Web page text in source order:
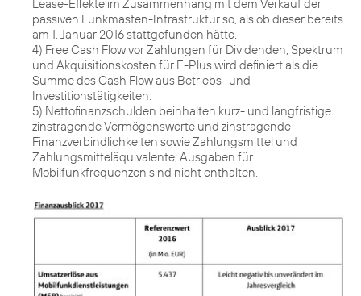
Lease-Effekte im Zusammenhang mit dem Verkauf der
passiven Funkmasten-Infrastruktur so, als ob dieser bereits
am 1. Januar 2016 stattgefunden hätte.
4) Free Cash Flow vor Zahlungen für Dividenden, Spektrum
und Akquisitionskosten für E-Plus wird definiert als die
Summe des Cash Flow aus Betriebs- und
Investitionstätigkeiten.
5) Nettofinanzschulden beinhalten kurz- und langfristige
zinstragende Vermögenswerte und zinstragende
Finanzverbindlichkeiten sowie Zahlungsmittel und
Zahlungsmitteläquivalente; Ausgaben für
Mobilfunkfrequenzen sind nicht enthalten.